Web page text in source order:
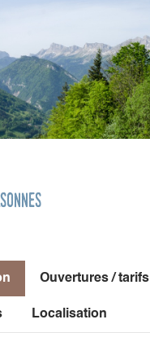
Ouvertures / tarifs
Localisation